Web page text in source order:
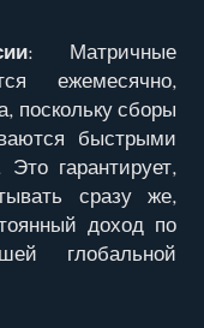
: Матричные
ежемесячно,
поскольку сборы
быстрыми
гарантирует,
сразу же,
доход по
глобальной